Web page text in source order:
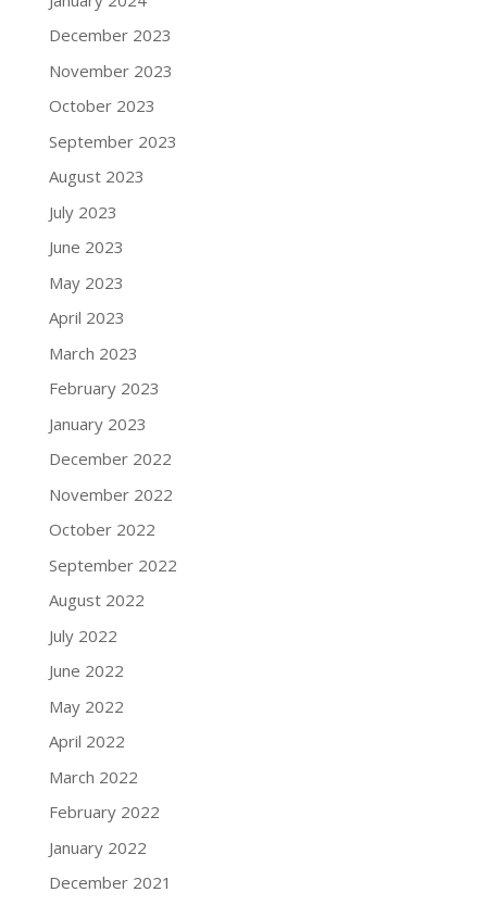
December 2023
November 2023
October 2023
September 2023
August 2023
July 2023
June 2023
May 2023
April 2023
March 2023
February 2023
January 2023
December 2022
November 2022
October 2022
September 2022
August 2022
July 2022
June 2022
May 2022
April 2022
March 2022
February 2022
January 2022
December 2021